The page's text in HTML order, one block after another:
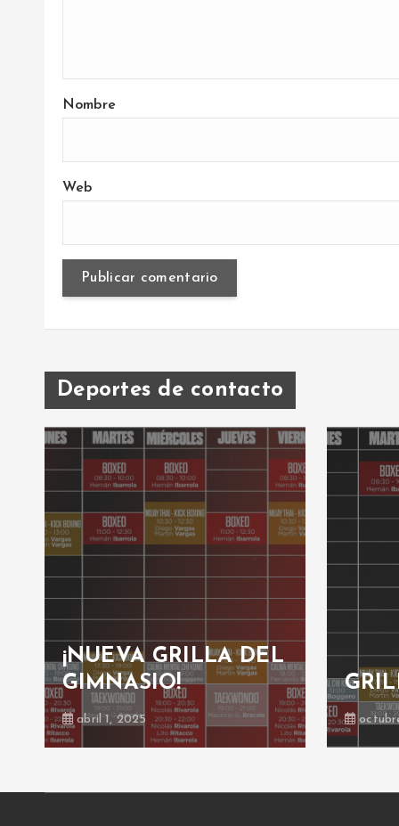
Nombre
Web
Deportes de contacto
¡NUEVA GRILLA DEL
GIMNASIO!
abril 1, 2025